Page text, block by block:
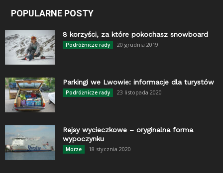
POPULARNE POSTY
8 korzyści, za które pokochasz snowboard
Podróżnicze rady 20 grudnia 2019
Parkingi we Lwowie: informacje dla turystów
Podróżnicze rady 23 listopada 2020
Rejsy wycieczkowe – oryginalna forma
wypoczynku
Morze 18 stycznia 2020